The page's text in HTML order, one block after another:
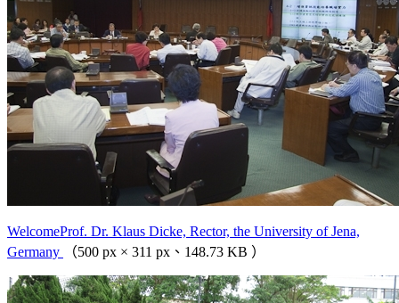
WelcomeProf. Dr. Klaus Dicke, Rector, the University of Jena,
Germany
（500 px × 311 px、148.73 KB ）